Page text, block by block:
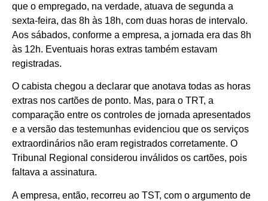
que o empregado, na verdade, atuava de segunda a
sexta-feira, das 8h às 18h, com duas horas de intervalo.
Aos sábados, conforme a empresa, a jornada era das 8h
às 12h. Eventuais horas extras também estavam
registradas.
O cabista chegou a declarar que anotava todas as horas
extras nos cartões de ponto. Mas, para o TRT, a
comparação entre os controles de jornada apresentados
e a versão das testemunhas evidenciou que os serviços
extraordinários não eram registrados corretamente. O
Tribunal Regional considerou inválidos os cartões, pois
faltava a assinatura.
A empresa, então, recorreu ao TST, com o argumento de